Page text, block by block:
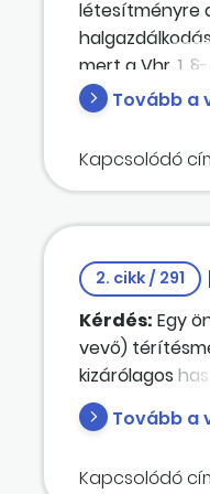
létesítményre
mert a Vhr. 1.
Ezen
horgászatra
történnie?
Tovább a
Kapcsolódó
2. cikk / 291
Kérdés: Egy
vevő)
kizárólagos
üzemeltetési
közüzemi
áfával
Tovább a
Kapcsolódó